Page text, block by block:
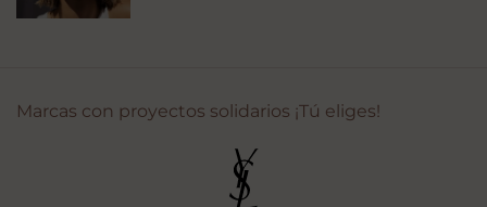
Marcas con proyectos solidarios ¡Tú eliges!